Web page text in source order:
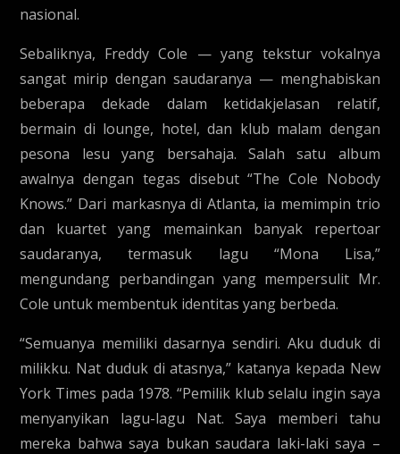
nasional.
Sebaliknya, Freddy Cole — yang tekstur vokalnya
sangat mirip dengan saudaranya — menghabiskan
beberapa dekade dalam ketidakjelasan relatif,
bermain di lounge, hotel, dan klub malam dengan
pesona lesu yang bersahaja. Salah satu album
awalnya dengan tegas disebut “The Cole Nobody
Knows.” Dari markasnya di Atlanta, ia memimpin trio
dan kuartet yang memainkan banyak repertoar
saudaranya, termasuk lagu “Mona Lisa,”
mengundang perbandingan yang mempersulit Mr.
Cole untuk membentuk identitas yang berbeda.
“Semuanya memiliki dasarnya sendiri. Aku duduk di
milikku. Nat duduk di atasnya,” katanya kepada New
York Times pada 1978. “Pemilik klub selalu ingin saya
menyanyikan lagu-lagu Nat. Saya memberi tahu
mereka bahwa saya bukan saudara laki-laki saya –